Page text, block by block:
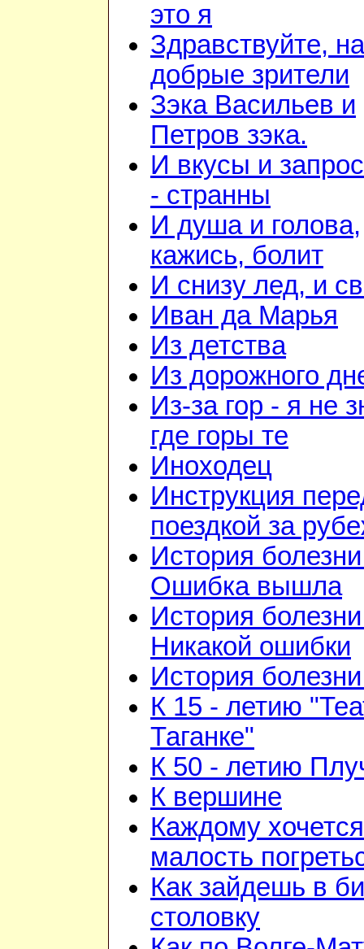
это я
Здравствуйте,
добрые зрители
Зэка Васильев и
Петров зэка.
И вкусы и
- странны
И душа и голова,
кажись, болит
И снизу лед, и
Иван да Марья
Из детства
Из дорожного
Из-за гор - я не
где горы те
Иноходец
Инструкция
поездкой за
История
Ошибка вышла
История
Никакой ошибки
История
К 15 - летию
Таганке"
К 50 - летию
К вершине
Каждому хочется
малость
Как зайдешь в
столовку